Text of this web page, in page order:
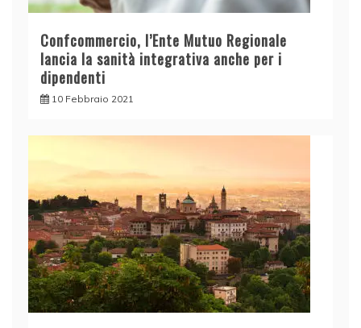
Confcommercio, l’Ente Mutuo Regionale
lancia la sanità integrativa anche per i
dipendenti
10 Febbraio 2021